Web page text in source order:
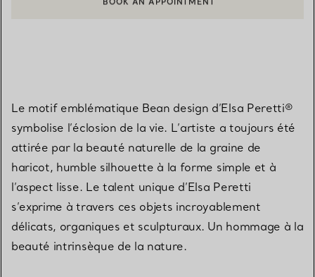
CONTACTER UN CONSEILLER CLIENT OU PRENDRE RENDEZ-
Le motif emblématique Bean design d’Elsa Peretti®
symbolise l’éclosion de la vie. L’artiste a toujours été
attirée par la beauté naturelle de la graine de
haricot, humble silhouette à la forme simple et à
l’aspect lisse. Le talent unique d’Elsa Peretti
s’exprime à travers ces objets incroyablement
délicats, organiques et sculpturaux. Un hommage à la
beauté intrinsèque de la nature.